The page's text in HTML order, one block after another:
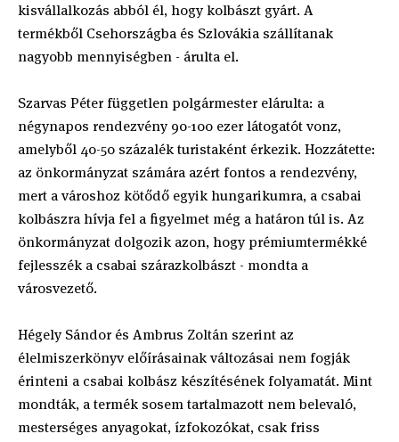
kisvállalkozás abból él, hogy kolbászt gyárt. A
termékből Csehországba és Szlovákia szállítanak
nagyobb mennyiségben - árulta el.
Szarvas Péter független polgármester elárulta: a
négynapos rendezvény 90-100 ezer látogatót vonz,
amelyből 40-50 százalék turistaként érkezik. Hozzátette:
az önkormányzat számára azért fontos a rendezvény,
mert a városhoz kötődő egyik hungarikumra, a csabai
kolbászra hívja fel a figyelmet még a határon túl is. Az
önkormányzat dolgozik azon, hogy prémiumtermékké
fejlesszék a csabai szárazkolbászt - mondta a
városvezető.
Hégely Sándor és Ambrus Zoltán szerint az
élelmiszerkönyv előírásainak változásai nem fogják
érinteni a csabai kolbász készítésének folyamatát. Mint
mondták, a termék sosem tartalmazott nem belevaló,
mesterséges anyagokat, ízfokozókat, csak friss